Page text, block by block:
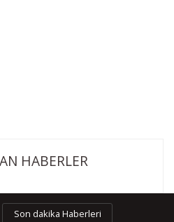
HABERLER
Son dakika Haberleri